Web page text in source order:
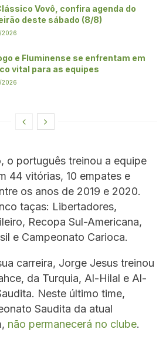
Vovô, confira agenda do
deste sábado (8/8)
e Fluminense se enfrentam em
vital para as equipes
o português treinou a equipe
44 vitórias, 10 empates e
os anos de 2019 e 2020.
taças: Libertadores,
Recopa Sul-Americana,
e Campeonato Carioca.
carreira, Jorge Jesus treinou
da Turquia, Al-Hilal e Al-
Neste último time,
Saudita da atual
não permanecerá no clube.